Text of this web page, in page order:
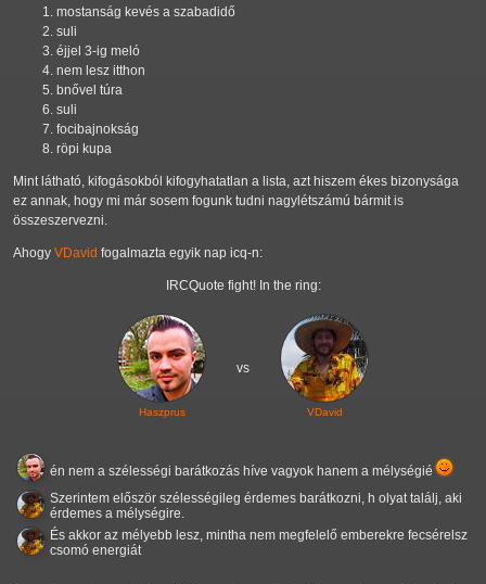
mostanság kevés a szabadidő
suli
éjjel 3-ig meló
nem lesz itthon
bnővel túra
suli
focibajnokság
röpi kupa
Mint látható, kifogásokból kifogyhatatlan a lista, azt hiszem ékes bizonysága
ez annak, hogy mi már sosem fogunk tudni nagylétszámú bármit is
összeszervezni.
Ahogy VDavid fogalmazta egyik nap icq-n:
IRCQuote fight! In the ring:
Haszprus
vs
VDavid
én nem a szélességi barátkozás híve vagyok hanem a mélységié
Szerintem először szélességileg érdemes barátkozni, h olyat találj, aki
érdemes a mélységire.
És akkor az mélyebb lesz, mintha nem megfelelő emberekre fecsérelsz
csomó energiát